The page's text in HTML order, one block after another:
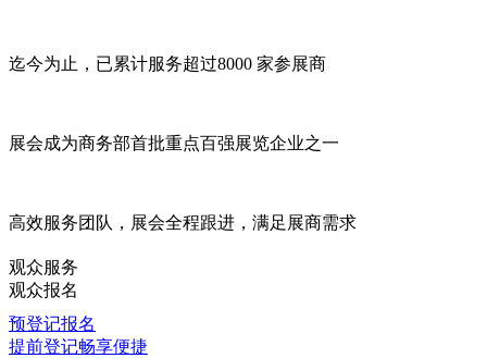
迄今为止，已累计服务超过8000 家参展商
展会成为商务部首批重点百强展览企业之一
高效服务团队，展会全程跟进，满足展商需求
观众服务
观众报名
预登记报名
提前登记畅享便捷